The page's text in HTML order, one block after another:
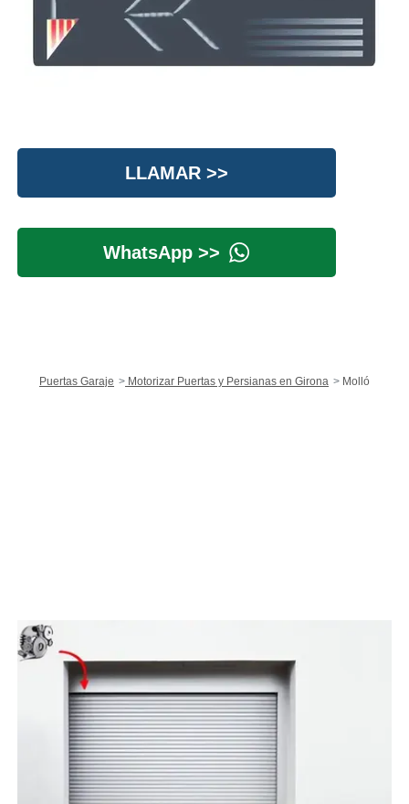
LLAMAR >>
WhatsApp >>
Puertas Garaje Motorizar Puertas y Persianas en Girona Molló